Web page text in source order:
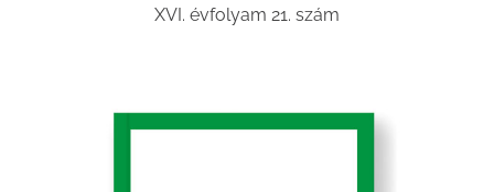
XVI. évfolyam 21. szám